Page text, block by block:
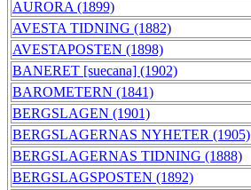
AURORA (1899)
AVESTA TIDNING (1882)
AVESTAPOSTEN (1898)
BANERET [suecana] (1902)
BAROMETERN (1841)
BERGSLAGEN (1901)
BERGSLAGERNAS NYHETER (1905)
BERGSLAGERNAS TIDNING (1888)
BERGSLAGSPOSTEN (1892)